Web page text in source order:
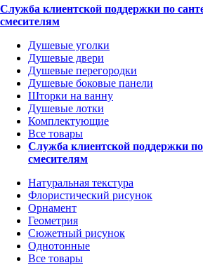
Служба клиентской поддержки по
смесителям
Душевые уголки
Душевые двери
Душевые перегородки
Душевые боковые панели
Шторки на ванну
Душевые лотки
Комплектующие
Все товары
Служба клиентской поддержки
смесителям
Натуральная текстура
Флористический рисунок
Орнамент
Геометрия
Сюжетный рисунок
Однотонные
Все товары